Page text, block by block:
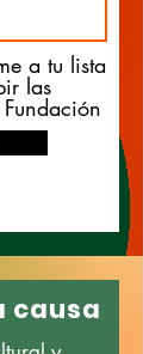
a tu lista
las
causa